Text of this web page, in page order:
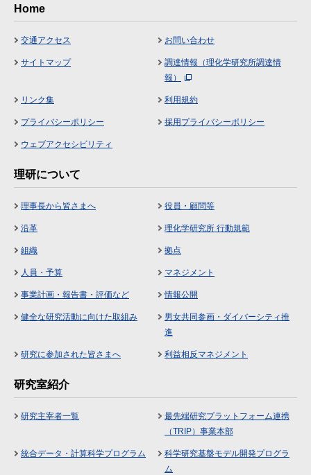
Home
交通アクセス お問い合わせ
サイトマップ
調達情報（理化学研究所調達情
報）
リンク集 利用規約
プライバシーポリシー 採用プライバシーポリシー
ウェブアクセシビリティ
理研について
理事長から皆さまへ 役員・顧問等
沿革 理化学研究所 行動規範
組織 拠点
人員・予算 マネジメント
事業計画・報告書・評価など 情報公開
健全な研究活動に向けた取組み
男女共同参画・ダイバーシティ推
進
研究に参加された皆さまへ 利益相反マネジメント
研究室紹介
研究主宰者一覧
最先端研究プラットフォーム連携
（TRIP）事業本部
統合データ・計算科学プログラム
科学研究基盤モデル開発プログラ
ム